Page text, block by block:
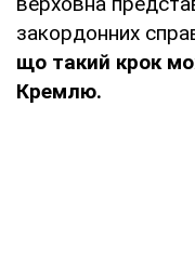
закордонних
що такий крок
Кремлю.